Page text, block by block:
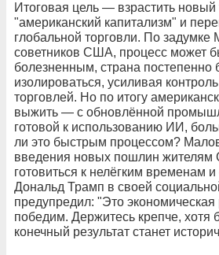
Итоговая цель — взрастить новый
"американский капитализм" и
глобальной торговли. По
советников США, процесс может
болезненным, страна постепенно
изолироваться, усиливая
торговлей. Но по итогу
выжить — с обновлённой
готовой к использованию ИИ,
ли это быстрым процессом?
введения новых пошлин жителям
готовиться к нелёгким временам
Дональд Трамп в своей
предупредил: "Это
победим. Держитесь крепче, хотя
конечный результат станет